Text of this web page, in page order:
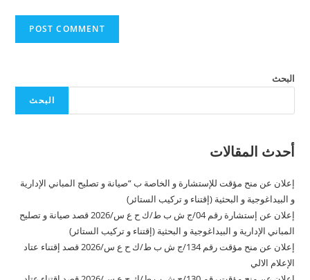
البحث
البحث
أحدث المقالات
إعلان عن منح مؤقت للإستشارة و الخاصة ب “صيانة و تصليح المباني الإدارية
و البيداغوجية و البحثية (إقتناء و تركيب الستائر)
إعلان عن إستشارة رقم 04/ج ش ب ط/ك ح ع س/2026 قصد صيانة و تصليح
المباني الإدارية و البيداغوجية و البحثية (إقتناء و تركيب الستائر)
إعلان عن منح مؤقت رقم 134/ج ش ب ط/ك ح ع س/2026 قصد إقتناء عتاد
الإعلام الالي